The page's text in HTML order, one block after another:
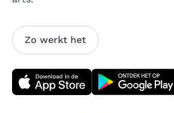
Zo werkt het
Download direct